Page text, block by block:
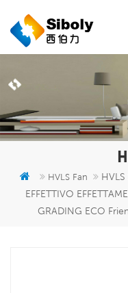
HVLS Fan
HVLS
EFFETTIVO
GRADING ECO